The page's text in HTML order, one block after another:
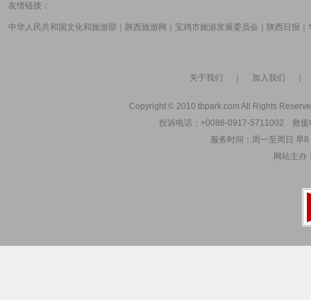
友情链接：
中华人民共和国文化和旅游部 陕西旅游网 宝鸡市旅游发展委员会 陕西日报
关于我们 加入我们
Copyright © 2010 tbpark.com All Rights
投诉电话：+0086-0917-5711002 救
服务时间：周一至周日 早
网站主办